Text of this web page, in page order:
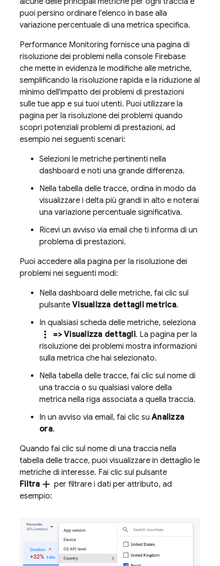
puoi persino ordinare l'elenco in base alla
variazione percentuale di una metrica specifica.
Performance Monitoring fornisce una pagina di
risoluzione dei problemi nella console Firebase
che mette in evidenza le modifiche alle metriche,
semplificando la risoluzione rapida e la riduzione al
minimo dell'impatto dei problemi di prestazioni
sulle tue app e sui tuoi utenti. Puoi utilizzare la
pagina per la risoluzione dei problemi quando
scopri potenziali problemi di prestazioni, ad
esempio nei seguenti scenari:
Selezioni le metriche pertinenti nella
dashboard e noti una grande differenza.
Nella tabella delle tracce, ordina in modo da
visualizzare i delta più grandi in alto e noterai
una variazione percentuale significativa.
Ricevi un avviso via email che ti informa di un
problema di prestazioni.
Puoi accedere alla pagina per la risoluzione dei
problemi nei seguenti modi:
Nella dashboard delle metriche, fai clic sul
pulsante Visualizza dettagli metrica.
In qualsiasi scheda delle metriche, seleziona
more_vert => Visualizza dettagli. La pagina per la
risoluzione dei problemi mostra informazioni
sulla metrica che hai selezionato.
Nella tabella delle tracce, fai clic sul nome di
una traccia o su qualsiasi valore della
metrica nella riga associata a quella traccia.
In un avviso via email, fai clic suAnalizza
ora.
Quando fai clic sul nome di una traccia nella
tabella delle tracce, puoi visualizzare in dettaglio le
metriche di interesse. Fai clic sul pulsante
Filtra add per filtrare i dati per attributo, ad
esempio: